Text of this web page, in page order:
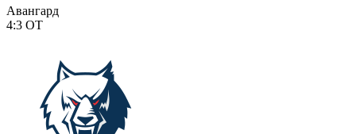
Авангард
4:3 ОТ